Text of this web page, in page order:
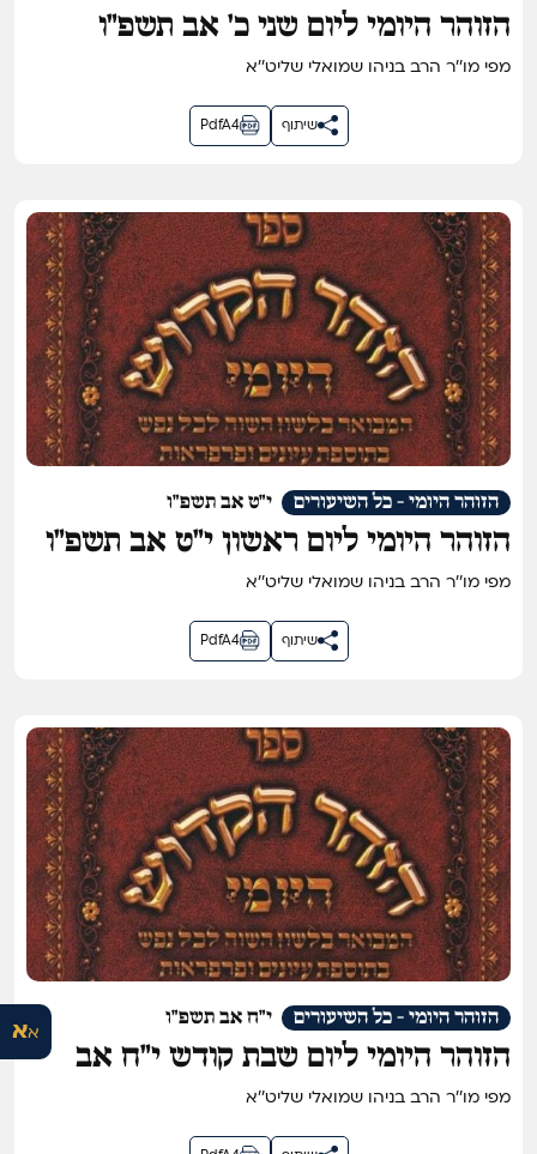
אא
הזוהר היומי ליום שני כ׳ אב תשפ״ו
מפי מו''ר הרב בניהו שמואלי שליט''א
PdfA4 שיתוף
י"ט אב תשפ"ו הזוהר היומי - כל השיעורים
הזוהר היומי ליום ראשון י״ט אב תשפ״ו
מפי מו''ר הרב בניהו שמואלי שליט''א
PdfA4 שיתוף
י"ח אב תשפ"ו הזוהר היומי - כל השיעורים
הזוהר היומי ליום שבת קודש י״ח אב
תשפ״ו
מפי מו''ר הרב בניהו שמואלי שליט''א